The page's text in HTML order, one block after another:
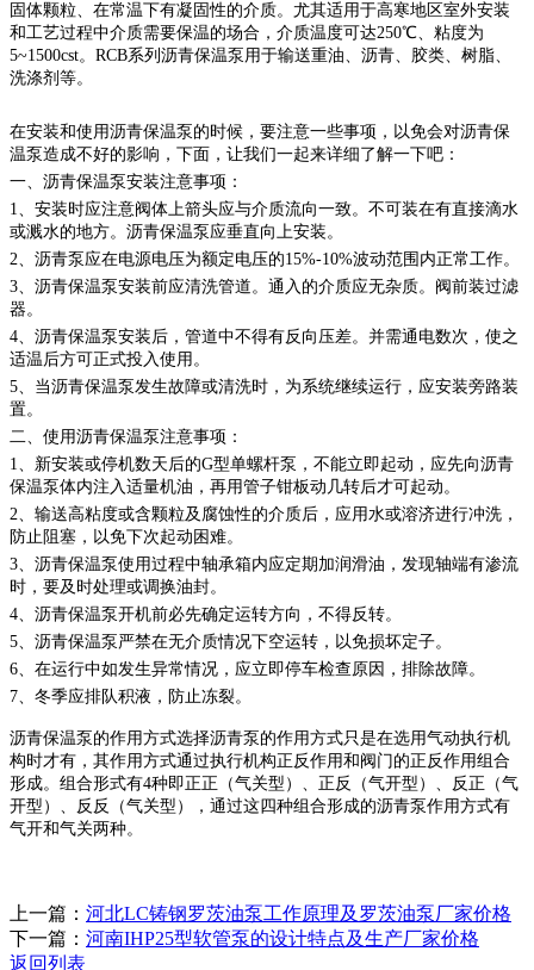
固体颗粒、在常温下有凝固性的介质。尤其适用于高寒地区室外安装
和工艺过程中介质需要保温的场合，介质温度可达250℃、粘度为
5~1500cst。RCB系列沥青保温泵用于输送重油、沥青、胶类、树脂、
洗涤剂等。
在安装和使用沥青保温泵的时候，要注意一些事项，以免会对沥青保
温泵造成不好的影响，下面，让我们一起来详细了解一下吧：
一、沥青保温泵安装注意事项：
1、安装时应注意阀体上箭头应与介质流向一致。不可装在有直接滴水
或溅水的地方。沥青保温泵应垂直向上安装。
2、沥青泵应在电源电压为额定电压的15%-10%波动范围内正常工作。
3、沥青保温泵安装前应清洗管道。通入的介质应无杂质。阀前装过滤
器。
4、沥青保温泵安装后，管道中不得有反向压差。并需通电数次，使之
适温后方可正式投入使用。
5、当沥青保温泵发生故障或清洗时，为系统继续运行，应安装旁路装
置。
二、使用沥青保温泵注意事项：
1、新安装或停机数天后的G型单螺杆泵，不能立即起动，应先向沥青
保温泵体内注入适量机油，再用管子钳板动几转后才可起动。
2、输送高粘度或含颗粒及腐蚀性的介质后，应用水或溶济进行冲洗，
防止阻塞，以免下次起动困难。
3、沥青保温泵使用过程中轴承箱内应定期加润滑油，发现轴端有渗流
时，要及时处理或调换油封。
4、沥青保温泵开机前必先确定运转方向，不得反转。
5、沥青保温泵严禁在无介质情况下空运转，以免损坏定子。
6、在运行中如发生异常情况，应立即停车检查原因，排除故障。
7、冬季应排队积液，防止冻裂。
沥青保温泵的作用方式选择沥青泵的作用方式只是在选用气动执行机
构时才有，其作用方式通过执行机构正反作用和阀门的正反作用组合
形成。组合形式有4种即正正（气关型）、正反（气开型）、反正（气
开型）、反反（气关型），通过这四种组合形成的沥青泵作用方式有
气开和气关两种。
上一篇： 河北LC铸钢罗茨油泵工作原理及罗茨油泵厂家价格
下一篇： 河南IHP25型软管泵的设计特点及生产厂家价格
返回列表